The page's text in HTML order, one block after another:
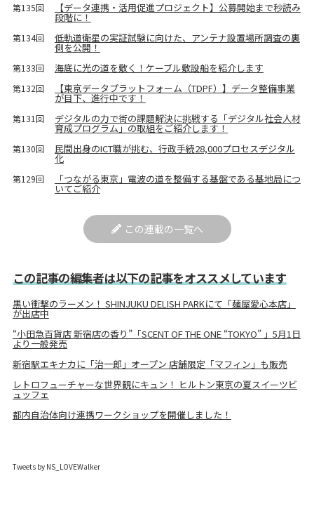
第135回 【データ連携・活用促進プロジェクト】公募開始まで秒読み
段階に！
第134回 低軌道衛星の実証試験に向けた、アンテナ設置場所調査の裏
側を公開！
第133回 海底に光の道を敷く！ケーブル敷設船を紹介します
第132回 【東京データプラットフォーム（TDPF）】データ整備事業
が目下、進行中です！
第131回 デジタルの力で街の課題解決に挑戦する「デジタル社会人材
育成プログラム」の取組をご紹介します！
第130回 民間出身のICT職が挑む、行政手続28,000プロセスデジタル
化
第129回 「つながる東京」電波の道を整備する基盤である基地局につ
いてご紹介
この連載の一覧へ
この記事の編集者は以下の記事をオススメしています
黒い衝撃のラーメン！ SHINJUKU DELISH PARKにて「麺屋愛心本店」
が出店中
“小田急百貨店 新宿店の香り”「SCENT OF THE ONE “TOKYO” 」5月1日
より一般発売
新宿駅エキナカに「治一郎」オープン 店舗限定「マフィン」も販売
レトロフューチャーな世界観にキュン！ ヒルトン東京の夏スイーツビ
ュッフェ
都内自治体向け連携ワークショップを開催しました！
Tweets by NS_LOVEWalker